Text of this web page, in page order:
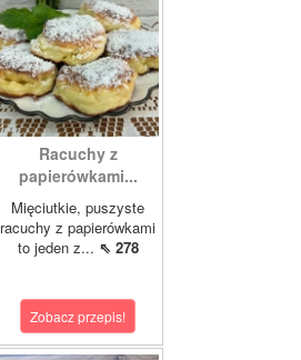
Racuchy z
papierówkami...
Mięciutkie, puszyste
racuchy z papierówkami
to jeden z... ⇖ 278
Zobacz przepis!